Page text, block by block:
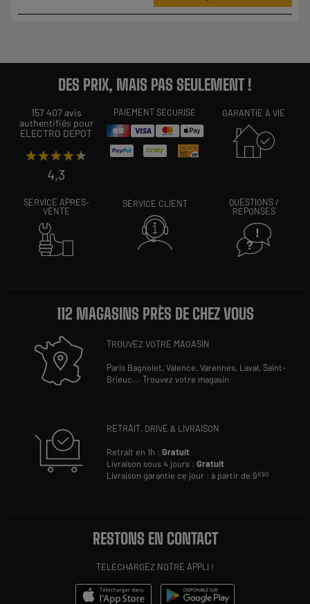
DES PRIX, MAIS PAS SEULEMENT !
157 407 avis
authentifiés pour
ELECTRO DEPOT
★★★★★
★★★★★
4,3
PAIEMENT SÉCURISÉ GARANTIE À VIE
SERVICE APRÈS-
VENTE
SERVICE CLIENT
QUESTIONS /
RÉPONSES
112 MAGASINS PRÈS DE CHEZ VOUS
TROUVEZ VOTRE MAGASIN
Paris Bagnolet,Valence,Varennes, Laval,Saint-
Brieuc...Trouvez votre magasin
RETRAIT, DRIVE & LIVRAISON
Retrait en 1h :Gratuit
Livraison sous 4 jours :Gratuit
Livraison garantie ce jour : à partir de 9€90
RESTONS EN CONTACT
TÉLÉCHARGEZ NOTRE APPLI !